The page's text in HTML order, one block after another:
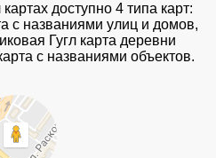
доступно 4 типа карт:
с названиями улиц и домов,
Гугл карта деревни
с названиями объектов.